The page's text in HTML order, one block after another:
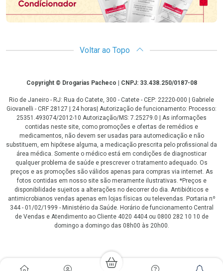
Voltar ao Topo
CopyrightCopyright © Drogarias Pacheco | CNPJ: 33.438.250/0187-08
Rio de Janeiro - RJ: Rua do Catete, 300 - Catete - CEP: 22220-000 | Gabriele
Giovanelli - CRF 28127 | 24 horas| Autorização de funcionamento: Processo:
25351.493074/2012-10 Autorização/MS: 7.25279.0 | As informações
contidas neste site, como promoções e ofertas de remédios e
medicamentos, não devem ser usadas para automedicação e não
substituem, em hipótese alguma, a medicação prescrita pelo profissional da
área médica. Somente o médico está em condições de diagnosticar
qualquer problema de saúde e prescrever o tratamento adequado. Os
preços e as promoções são válidos apenas para compras via internet. As
fotos contidas em nosso site são meramente ilustrativas. *Preços e
disponibilidade sujeitos a alterações no decorrer do dia. Antibióticos e
antimicrobianos vendas apenas em lojas físicas ou televendas. Portaria nº
344 - 01/02/1999 - Ministério da Saúde. Horário de funcionamento Central
de Vendas e Atendimento ao Cliente 4020 4404 ou 0800 282 10 10 de
domingo a domingo das 08h00 às 20h00.